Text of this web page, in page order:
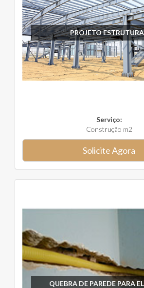
PROJETO
Serviço:
Construção m2
Solicite Agora
QUEBRA DE PAREDE PARA